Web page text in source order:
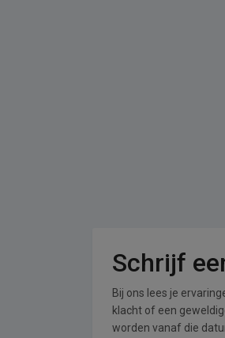
Schrijf
Bij ons lees je
klacht of een
worden vanaf die